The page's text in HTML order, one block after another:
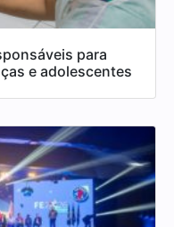
para
e adolescentes